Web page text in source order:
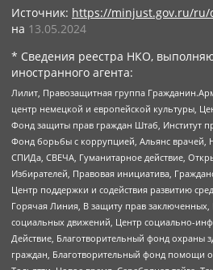
Источник: https://minjust.gov.ru/ru/
на 13.05.2024
* Сведения реестра НКО,
иностранного агента:
Лилит, Правозащитная группа
центр немецкой и европейской культуры,
Фонд защиты прав граждан Штаб, Институт
Фонд борьбы с коррупцией, Альянс
СПИДа, СВЕЧА, Гуманитарное действие,
Избирателей, Правовая инициатива,
Центр поддержки и содействия развитию
Горячая Линия, В защиту прав заключенных,
социальных движений, Центр социально-
Действие, Благотворительный фонд охраны
граждан, Благотворительный фонд помощи